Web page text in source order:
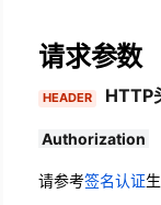
请求参数
HEADER HTTP
Authorization
请参考签名认证